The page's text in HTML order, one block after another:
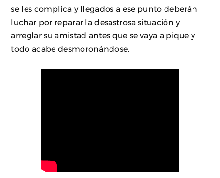
se les complica y llegados a ese punto deberán
luchar por reparar la desastrosa situación y
arreglar su amistad antes que se vaya a pique y
todo acabe desmoronándose.